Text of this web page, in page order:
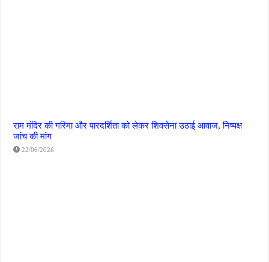
राम मंदिर की गरिमा और पारदर्शिता को लेकर शिवसेना उठाई आवाज, निष्पक्ष
जांच की मांग
22/06/2026